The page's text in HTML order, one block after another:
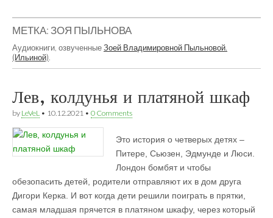
МЕТКА:ЗОЯ ПЫЛЬНОВА
Аудиокниги, озвученныеЗоей Владимировной Пыльновой.
(Ильиной).
Лев, колдунья и платяной шкаф
by LeVeL • 10.12.2021 • 0 Comments
Это история о четверых детях –
Питере, Сьюзен, Эдмунде и Люси.
Лондон бомбят и чтобы
обезопасить детей, родители отправляют их в дом друга
Дигори Керка. И вот когда дети решили поиграть в прятки,
самая младшая прячется в платяном шкафу, через который